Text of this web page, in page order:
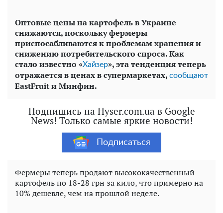
Оптовые цены на картофель в Украине
снижаются, поскольку фермеры
приспосабливаются к проблемам хранения и
снижению потребительского спроса. Как
стало известно «Хайзер», эта тенденция теперь
отражается в ценах в супермаркетах, сообщают
EastFruit и Минфин.
Подпишись на Hyser.com.ua в Google
News! Только самые яркие новости!
Подписаться
Фермеры теперь продают высококачественный
картофель по 18-28 грн за кило, что примерно на
10% дешевле, чем на прошлой неделе.